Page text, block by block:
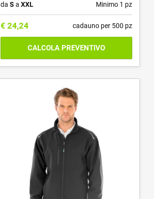
daS aXXL Minimo 1 pz
€ 24,24 cadauno per 500 pz
CALCOLA PREVENTIVO